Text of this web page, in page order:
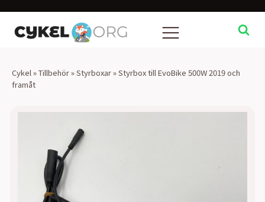
Cykel »Tillbehör»Styrboxar»Styrbox till EvoBike 500W 2019 och
framåt